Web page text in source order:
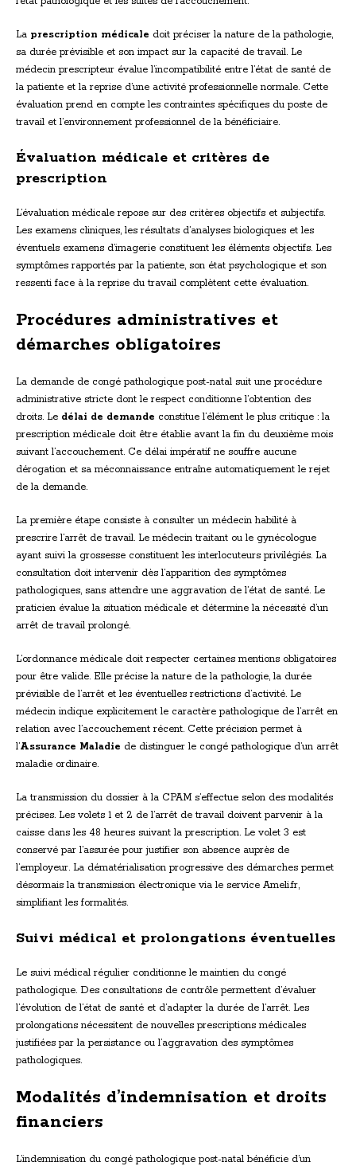
La prescription médicale doit préciser la nature de la pathologie,
sa durée prévisible et son impact sur la capacité de travail. Le
médecin prescripteur évalue l’incompatibilité entre l’état de santé de
la patiente et la reprise d’une activité professionnelle normale. Cette
évaluation prend en compte les contraintes spécifiques du poste de
travail et l’environnement professionnel de la bénéficiaire.
Évaluation médicale et critères de
prescription
L’évaluation médicale repose sur des critères objectifs et subjectifs.
Les examens cliniques, les résultats d’analyses biologiques et les
éventuels examens d’imagerie constituent les éléments objectifs. Les
symptômes rapportés par la patiente, son état psychologique et son
ressenti face à la reprise du travail complètent cette évaluation.
Procédures administratives et
démarches obligatoires
La demande de congé pathologique post-natal suit une procédure
administrative stricte dont le respect conditionne l’obtention des
droits. Le délai de demande constitue l’élément le plus critique : la
prescription médicale doit être établie avant la fin du deuxième mois
suivant l’accouchement. Ce délai impératif ne souffre aucune
dérogation et sa méconnaissance entraîne automatiquement le rejet
de la demande.
La première étape consiste à consulter un médecin habilité à
prescrire l’arrêt de travail. Le médecin traitant ou le gynécologue
ayant suivi la grossesse constituent les interlocuteurs privilégiés. La
consultation doit intervenir dès l’apparition des symptômes
pathologiques, sans attendre une aggravation de l’état de santé. Le
praticien évalue la situation médicale et détermine la nécessité d’un
arrêt de travail prolongé.
L’ordonnance médicale doit respecter certaines mentions obligatoires
pour être valide. Elle précise la nature de la pathologie, la durée
prévisible de l’arrêt et les éventuelles restrictions d’activité. Le
médecin indique explicitement le caractère pathologique de l’arrêt en
relation avec l’accouchement récent. Cette précision permet à
l’Assurance Maladie de distinguer le congé pathologique d’un arrêt
maladie ordinaire.
La transmission du dossier à la CPAM s’effectue selon des modalités
précises. Les volets 1 et 2 de l’arrêt de travail doivent parvenir à la
caisse dans les 48 heures suivant la prescription. Le volet 3 est
conservé par l’assurée pour justifier son absence auprès de
l’employeur. La dématérialisation progressive des démarches permet
désormais la transmission électronique via le service Ameli.fr,
simplifiant les formalités.
Suivi médical et prolongations éventuelles
Le suivi médical régulier conditionne le maintien du congé
pathologique. Des consultations de contrôle permettent d’évaluer
l’évolution de l’état de santé et d’adapter la durée de l’arrêt. Les
prolongations nécessitent de nouvelles prescriptions médicales
justifiées par la persistance ou l’aggravation des symptômes
pathologiques.
Modalités d’indemnisation et droits
financiers
L’indemnisation du congé pathologique post-natal bénéficie d’un